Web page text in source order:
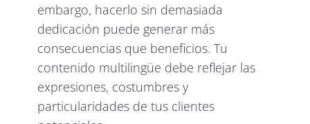
embargo, hacerlo sin demasiada
dedicación puede generar más
consecuencias que beneficios. Tu
contenido multilingüe debe reflejar las
expresiones, costumbres y
particularidades de tus clientes